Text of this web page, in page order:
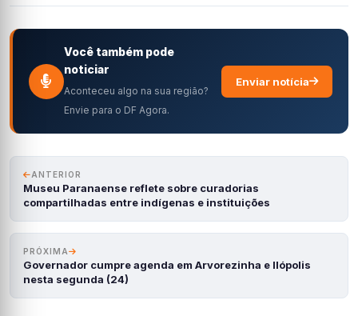
Você também pode
noticiar
Aconteceu algo na sua região?
Envie para o DF Agora.
Enviar notícia
ANTERIOR
Museu Paranaense reflete sobre curadorias
compartilhadas entre indígenas e instituições
PRÓXIMA
Governador cumpre agenda em Arvorezinha e Ilópolis
nesta segunda (24)